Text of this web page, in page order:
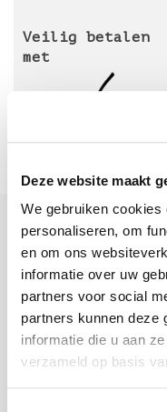
Deze website maakt
We gebruiken
personaliseren, om
en om ons
informatie over uw
partners voor social
partners kunnen deze
informatie die u aan
verzameld op basis
Veilig betalen
met
Sinds 2006 uw
30 dagen
Vandaag besteld,